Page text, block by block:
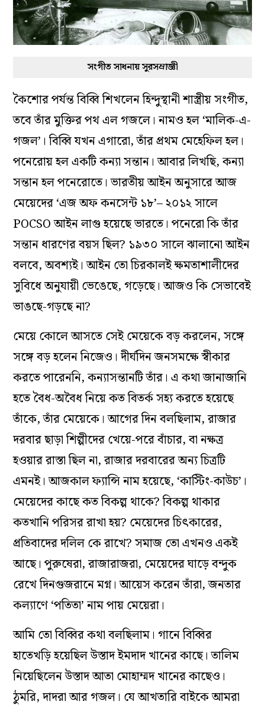
সংগীত সাধনায় সুরসম্রাজ্ঞী
কৈশোর পর্যন্ত বিব্বি শিখলেন হিন্দুস্থানী শাস্ত্রীয় সংগীত,
তবে তাঁর মুক্তির পথ এল গজলে। নামও হল ‘মালিক-এ-
গজল’। বিব্বি যখন এগারো, তাঁর প্রথম মেহেফিল হল।
পনেরোয় হল একটি কন্যা সন্তান। আবার লিখছি, কন্যা
সন্তান হল পনেরোতে। ভারতীয় আইন অনুসারে আজ
মেয়েদের ‘এজ অফ কনসেন্ট ১৮’– ২০১২ সালে
POCSO আইন লাগু হয়েছে ভারতে। পনেরো কি তাঁর
সন্তান ধারণের বয়স ছিল? ১৯৩০ সালে ঝালানো আইন
বলবে, অবশ্যই। আইন তো চিরকালই ক্ষমতাশালীদের
সুবিধে অনুযায়ী ভেঙেছে, গড়েছে। আজও কি সেভাবেই
ভাঙছে-গড়ছে না?
মেয়ে কোলে আসতে সেই মেয়েকে বড় করলেন, সঙ্গে
সঙ্গে বড় হলেন নিজেও। দীর্ঘদিন জনসমক্ষে স্বীকার
করতে পারেননি, কন্যাসন্তানটি তাঁর। এ কথা জানাজানি
হতে বৈধ-অবৈধ নিয়ে কত বিতর্ক সহ্য করতে হয়েছে
তাঁকে, তাঁর মেয়েকে। আগের দিন বলছিলাম, রাজার
দরবার ছাড়া শিল্পীদের খেয়ে-পরে বাঁচার, বা নক্ষত্র
হওয়ার রাস্তা ছিল না, রাজার দরবারের অন্য চিত্রটি
এমনই। আজকাল ফ্যান্সি নাম হয়েছে, ‘কাস্টিং-কাউচ’।
মেয়েদের কাছে কত বিকল্প থাকে? বিকল্প থাকার
কতখানি পরিসর রাখা হয়? মেয়েদের চিৎকারের,
প্রতিবাদের দলিল কে রাখে? সমাজ তো এখনও একই
আছে। পুরুষেরা, রাজারাজরা, মেয়েদের ঘাড়ে বন্দুক
রেখে দিনগুজরানে মগ্ন। আয়েস করেন তাঁরা, জনতার
কল্যাণে ‘পতিতা’ নাম পায় মেয়েরা।
আমি তো বিব্বির কথা বলছিলাম। গানে বিব্বির
হাতেখড়ি হয়েছিল উস্তাদ ইমদাদ খানের কাছে। তালিম
নিয়েছিলেন উস্তাদ আতা মোহাম্মদ খানের কাছেও।
ঠুমরি, দাদরা আর গজল। যে আখতারি বাইকে আমরা